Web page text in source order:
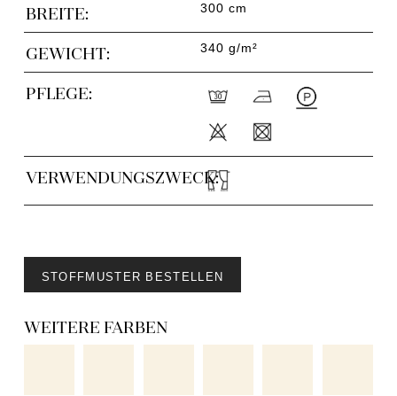
BREITE: 300 cm
GEWICHT: 340 g/m²
PFLEGE:
VERWENDUNGSZWECK:
STOFFMUSTER BESTELLEN
WEITERE FARBEN